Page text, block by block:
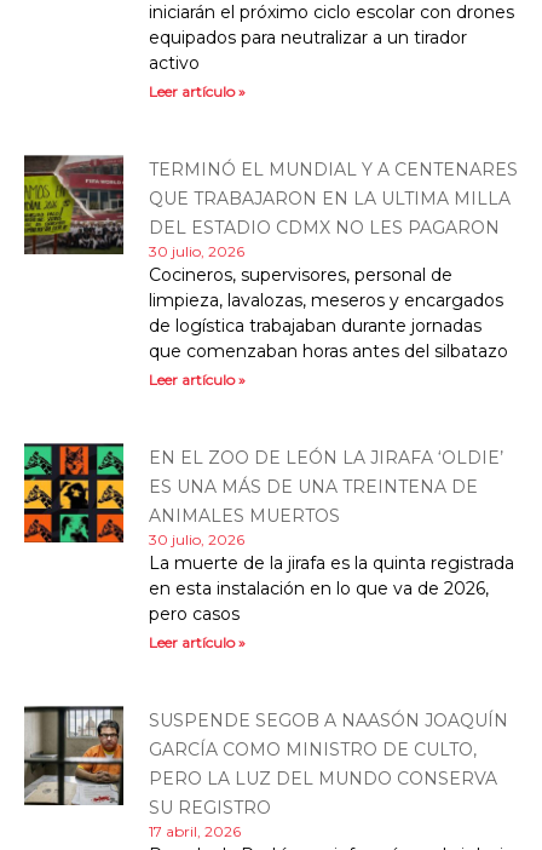
iniciarán el próximo ciclo escolar con drones
equipados para neutralizar a un tirador
activo
Leer artículo »
TERMINÓ EL MUNDIAL Y A CENTENARES
QUE TRABAJARON EN LA ULTIMA MILLA
DEL ESTADIO CDMX NO LES PAGARON
30 julio, 2026
Cocineros, supervisores, personal de
limpieza, lavalozas, meseros y encargados
de logística trabajaban durante jornadas
que comenzaban horas antes del silbatazo
Leer artículo »
EN EL ZOO DE LEÓN LA JIRAFA ‘OLDIE’
ES UNA MÁS DE UNA TREINTENA DE
ANIMALES MUERTOS
30 julio, 2026
La muerte de la jirafa es la quinta registrada
en esta instalación en lo que va de 2026,
pero casos
Leer artículo »
SUSPENDE SEGOB A NAASÓN JOAQUÍN
GARCÍA COMO MINISTRO DE CULTO,
PERO LA LUZ DEL MUNDO CONSERVA
SU REGISTRO
17 abril, 2026